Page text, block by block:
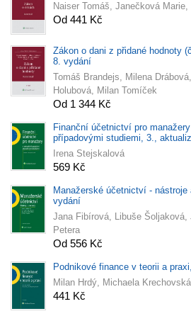
Naiser Tomáš, Janečková
Od 441 Kč
Zákon o dani z přidané hodnoty
8. vydání
Tomáš Brandejs, Milena
Holubová, Milan Tomíček
Od 1 344 Kč
Finanční účetnictví pro
případovými studiemi, 3.,
Irena Stejskalová
569 Kč
Manažerské účetnictví - nástroje
vydání
Jana Fibírová, Libuše Šoljaková,
Petera
Od 556 Kč
Podnikové finance v teorii a
Milan Hrdý, Michaela Krechovská
441 Kč